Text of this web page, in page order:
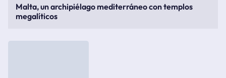
Malta, un archipiélago mediterráneo con templos
megalíticos